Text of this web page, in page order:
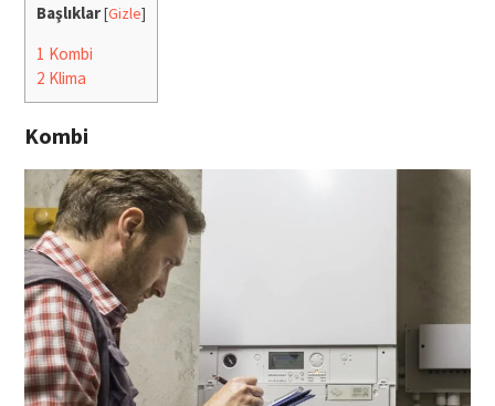
Başlıklar[Gizle]
1 Kombi
2 Klima
Kombi